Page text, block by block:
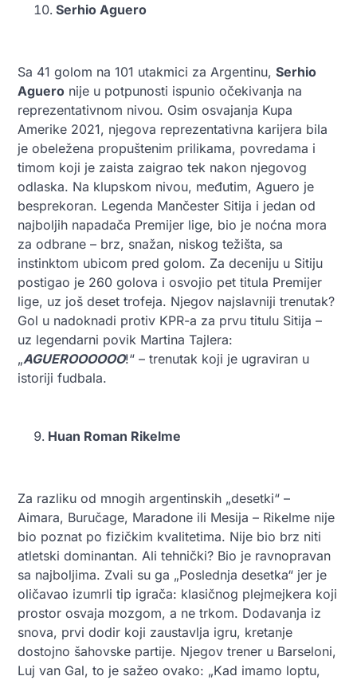
Serhio Aguero
Sa 41 golom na 101 utakmici za Argentinu, Serhio
Aguero nije u potpunosti ispunio očekivanja na
reprezentativnom nivou. Osim osvajanja Kupa
Amerike 2021, njegova reprezentativna karijera bila
je obeležena propuštenim prilikama, povredama i
timom koji je zaista zaigrao tek nakon njegovog
odlaska. Na klupskom nivou, međutim, Aguero je
besprekoran. Legenda Mančester Sitija i jedan od
najboljih napadača Premijer lige, bio je noćna mora
za odbrane – brz, snažan, niskog težišta, sa
instinktom ubicom pred golom. Za deceniju u Sitiju
postigao je 260 golova i osvojio pet titula Premijer
lige, uz još deset trofeja. Njegov najslavniji trenutak?
Gol u nadoknadi protiv KPR-a za prvu titulu Sitija –
uz legendarni povik Martina Tajlera:
„AGUEROOOOOO!“ – trenutak koji je ugraviran u
istoriji fudbala.
Huan Roman Rikelme
Za razliku od mnogih argentinskih „desetki“ –
Aimara, Buručage, Maradone ili Mesija – Rikelme nije
bio poznat po fizičkim kvalitetima. Nije bio brz niti
atletski dominantan. Ali tehnički? Bio je ravnopravan
sa najboljima. Zvali su ga „Poslednja desetka“ jer je
oličavao izumrli tip igrača: klasičnog plejmejkera koji
prostor osvaja mozgom, a ne trkom. Dodavanja iz
snova, prvi dodir koji zaustavlja igru, kretanje
dostojno šahovske partije. Njegov trener u Barseloni,
Luj van Gal, to je sažeo ovako: „Kad imamo loptu,